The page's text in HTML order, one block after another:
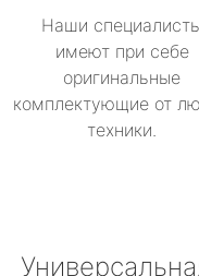
Наши
имеют при себе
оригинальные
комплектующие от
техники.